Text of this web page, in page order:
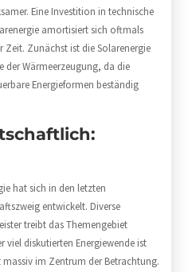
Eine Investition in technische
amortisiert sich oftmals
Zeit. Zunächst ist die Solarenergie
der Wärmeerzeugung, da die
Energieformen beständig
hat sich in den letzten
entwickelt. Diverse
treibt das Themengebiet
viel diskutierten Energiewende ist
im Zentrum der Betrachtung.